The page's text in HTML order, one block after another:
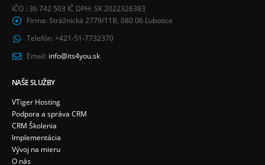
IČO : 36 742 503 IČ DPH: SK 2022326383
Firma: Strážnická 2779/11B, 080 06 Ľubotice
Telefón: +421-51-7732370
Email: info@its4you.sk
NAŠE SLUŽBY
VTiger Hosting
Podpora a správa CRM
CRM Školenia
Implementácia
Vývoj na mieru
O nás